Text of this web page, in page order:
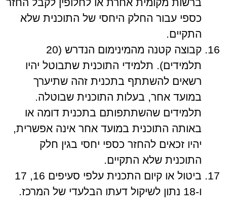
כספי עבור החלק היחסי של התוכנית שלא
התקיים.
קבוצה קטנה מהמינימום הנדרש (20
תלמידים). תלמידי התוכנית שתבוטל יהיו
רשאים להשתתף בתכנית זהה שתיערך
במועד אחר, בעלות התוכנית שבוטלה.
תלמידים שהשתתפותם בתכנית דומה או
באותה התוכנית במועד אחר אינה אפשרית,
יהיו זכאים להחזר כספי יחסי בגין חלק
התוכנית שלא התקיים.
ביטול או קיום התכנית עלפי סעיפים 16, 17
ו-18 נתון לשיקול דעתו הבלעדי של המרכז.